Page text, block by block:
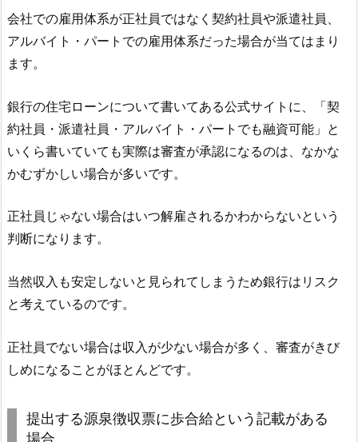
会社での雇用体系が正社員ではなく契約社員や派遣社員、
アルバイト・パートでの雇用体系だった場合が当てはまり
ます。
銀行の住宅ローンについて書いてある公式サイトに、「契
約社員・派遣社員・アルバイト・パートでも融資可能」と
いくら書いていても実際は審査が承認になるのは、なかな
かむずかしい場合が多いです。
正社員じゃない場合はいつ解雇されるかわからないという
判断になります。
当然収入も安定しないと見られてしまうため銀行はリスク
と考えているのです。
正社員でない場合は収入が少ない場合が多く、審査がきび
しめになることがほとんどです。
提出する源泉徴収票に歩合給という記載がある
場合